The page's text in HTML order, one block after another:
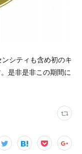
シティも含め初のキ
是非是非この期間に